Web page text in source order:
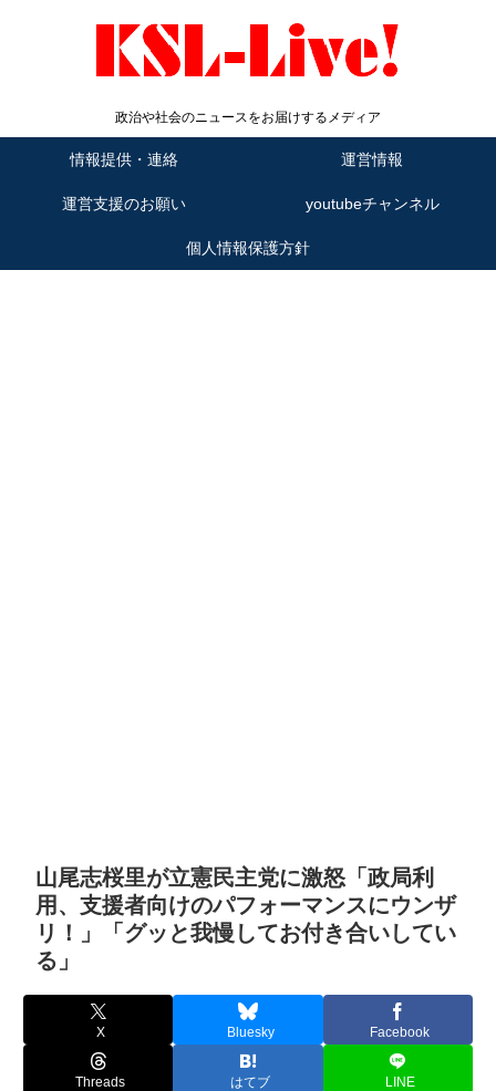
政治や社会のニュースをお届けするメディア
情報提供・連絡 運営情報
運営支援のお願い youtubeチャンネル
個人情報保護方針
山尾志桜里が立憲民主党に激怒「政局利
用、支援者向けのパフォーマンスにウンザ
リ！」「グッと我慢してお付き合いしてい
る」
X Bluesky Facebook
Threads はてブ LINE